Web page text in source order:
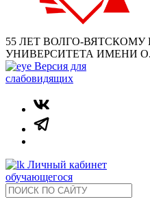
55 ЛЕТ ВОЛГО-
УНИВЕРСИТЕТА ИМЕНИ
Версия для
слабовидящих
Личный кабинет
обучающегося